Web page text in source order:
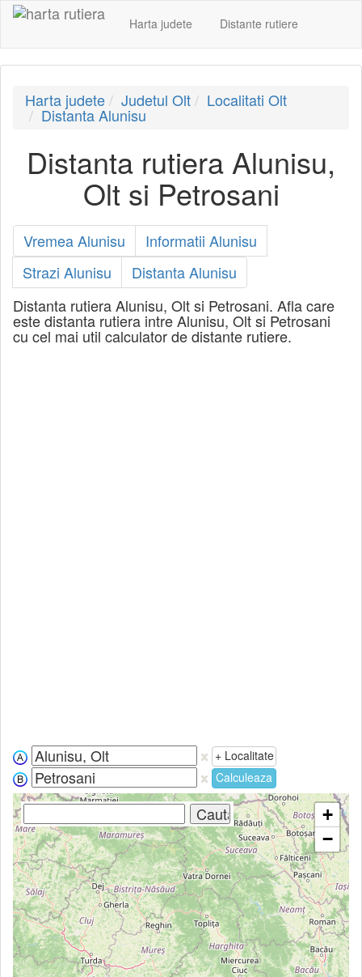
Harta judete Distante rutiere
Harta judete Judetul Olt Localitati Olt
Distanta Alunisu
Distanta rutiera Alunisu,
Olt si Petrosani
Vremea Alunisu
Informatii Alunisu
Strazi Alunisu
Distanta Alunisu
Distanta rutiera Alunisu, Olt si Petrosani. Afla care
este distanta rutiera intre Alunisu, Olt si Petrosani
cu cel mai util calculator de distante rutiere.
+ Localitate
Calculeaza
+
−